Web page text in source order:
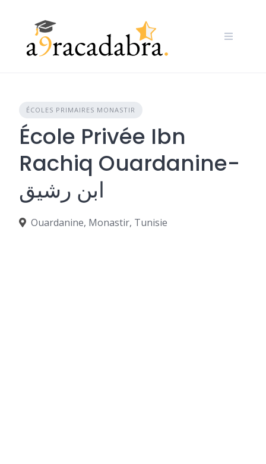
ÉCOLES PRIMAIRES MONASTIR
École Privée Ibn
Rachiq Ouardanine-
ابن رشيق
Ouardanine, Monastir, Tunisie